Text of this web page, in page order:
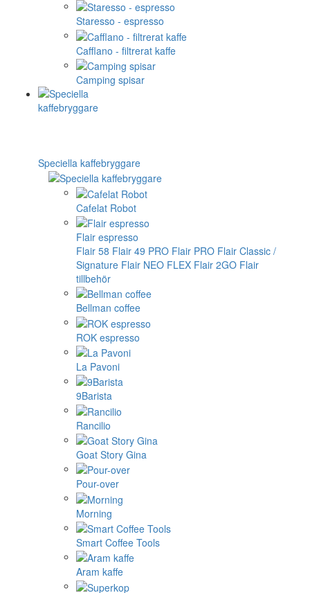
Staresso - espresso
Cafflano - filtrerat kaffe
Camping spisar
Speciella kaffebryggare
Cafelat Robot
Flair espresso
Flair 58 Flair 49 PRO Flair PRO Flair Classic /
Signature Flair NEO FLEX Flair 2GO Flair
tillbehör
Bellman coffee
ROK espresso
La Pavoni
9Barista
Rancilio
Goat Story Gina
Pour-over
Morning
Smart Coffee Tools
Aram kaffe